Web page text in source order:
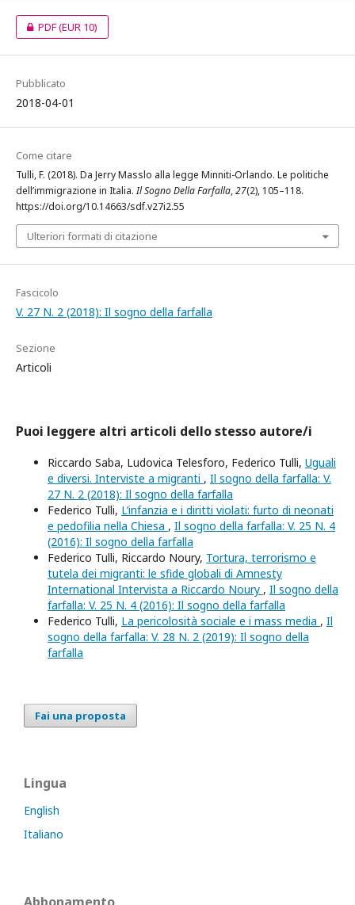
PDF(EUR 10)
Pubblicato
2018-04-01
Come citare
Tulli, F. (2018). Da Jerry Masslo alla legge Minniti-Orlando. Le politiche
dell’immigrazione in Italia.Il Sogno Della Farfalla,27(2), 105–118.
https://doi.org/10.14663/sdf.v27i2.55
Ulteriori formati di citazione
Fascicolo
V. 27 N. 2 (2018): Il sogno della farfalla
Sezione
Articoli
Puoi leggere altri articoli dello stesso autore/i
Riccardo Saba, Ludovica Telesforo, Federico Tulli, Uguali
e diversi. Interviste a migranti , Il sogno della farfalla: V.
27 N. 2 (2018): Il sogno della farfalla
Federico Tulli, L’infanzia e i diritti violati: furto di neonati
e pedofilia nella Chiesa , Il sogno della farfalla: V. 25 N. 4
(2016): Il sogno della farfalla
Federico Tulli, Riccardo Noury, Tortura, terrorismo e
tutela dei migranti: le sfide globali di Amnesty
International Intervista a Riccardo Noury , Il sogno della
farfalla: V. 25 N. 4 (2016): Il sogno della farfalla
Federico Tulli, La pericolosità sociale e i mass media , Il
sogno della farfalla: V. 28 N. 2 (2019): Il sogno della
farfalla
Fai una proposta
Lingua
English
Italiano